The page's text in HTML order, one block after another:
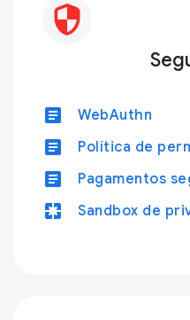
article WebAuthn
article Política de
article Pagamentos
pages Sandbox de